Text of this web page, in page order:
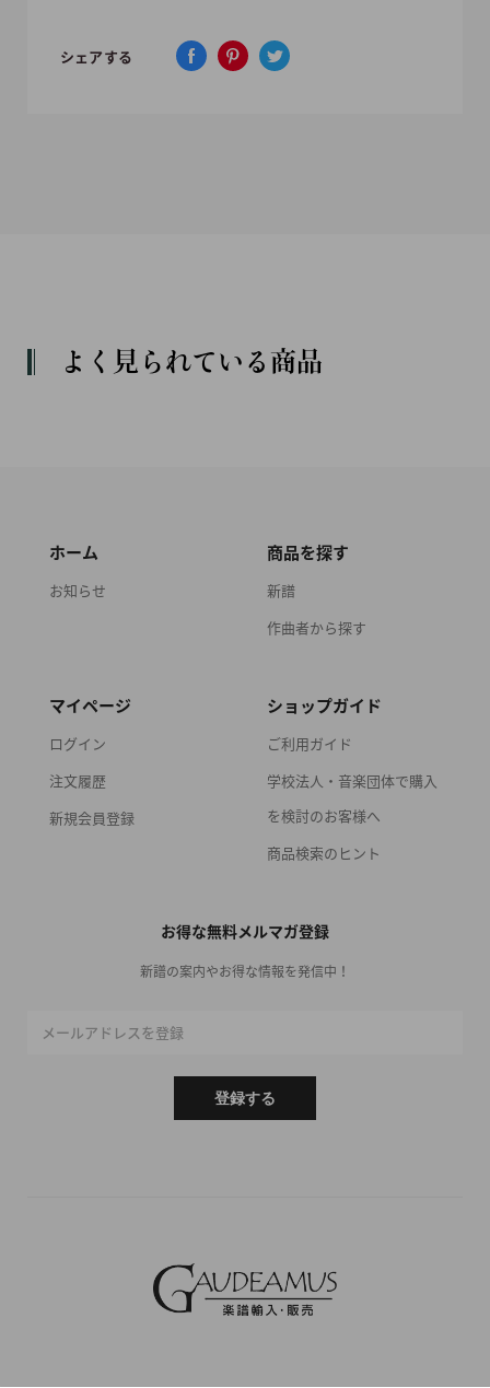
シェアする
よく見られている商品
ホーム
お知らせ
商品を探す
新譜
作曲者から探す
マイページ
ログイン
注文履歴
新規会員登録
ショップガイド
ご利用ガイド
学校法人・音楽団体で購入
を検討のお客様へ
商品検索のヒント
お得な無料メルマガ登録
新譜の案内やお得な情報を発信中！
メールアドレスを登録
登録する